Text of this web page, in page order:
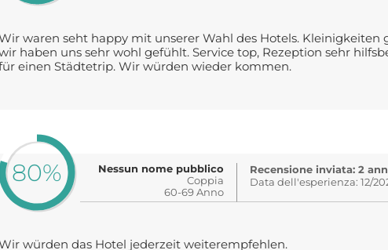
waren seht happy mit unserer Wahl des Hotels. Kleinigkeiten
haben uns sehr wohl gefühlt. Service top, Rezeption sehr
einen Städtetrip. Wir würden wieder kommen.
80%
Nessun nome pubblico
Coppia
60-69 Anno
Recensione inviata: 2
Data dell'esperienza: 12/
würden das Hotel jederzeit weiterempfehlen.